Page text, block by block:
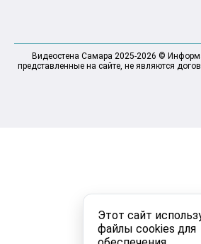
Этот сайт
файлы cookies для
Видеостена Самара 2025-2026 ©
представленные на сайте, не являются